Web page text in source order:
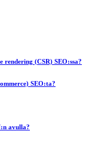
rendering (CSR) SEO:ssa?
SEO:ta?
avulla?